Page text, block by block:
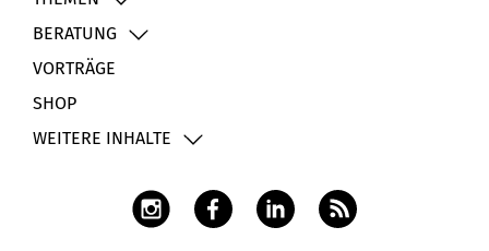
BERATUNG
VORTRÄGE
SHOP
WEITERE INHALTE